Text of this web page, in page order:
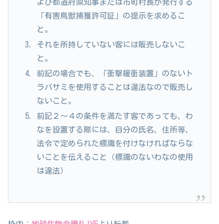
よび都道府県知事または市町村長が発行する
「有害鳥獣捕獲許可証」の提示を求めるこ
と。
それを所持していない客には販売しないこ
と。
前記の場合でも、「衝撃緩衝装置」のないト
ラバサミを使用することは違法なので販売し
ないこと。
前記２～４の条件を満たす客であっても、わ
なを設置する際には、自分の氏名、住所等、
法令で定められた標識を付けなければならな
いことを伝えること（標識のないわなの使用
は違法）